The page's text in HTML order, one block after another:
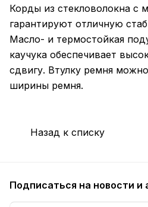
Корды из стекловолокна с
гарантируют отличную
Масло- и термостойкая
каучука обеспечивает
сдвигу. Втулку ремня
ширины ремня.
Назад к списку
Подписаться на новости и